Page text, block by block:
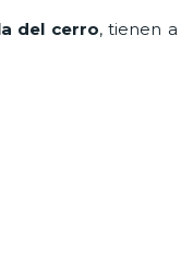
del cerro, tienen